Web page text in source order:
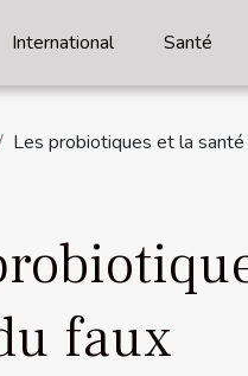
International Santé
Les probiotiques et la
faux